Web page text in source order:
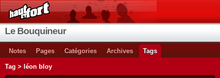
Le Bouquineur
Notes Pages Catégories Archives Tags
Tag > léon bloy